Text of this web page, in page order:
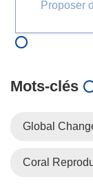
Proposer
Mots‑clés
Global
Coral